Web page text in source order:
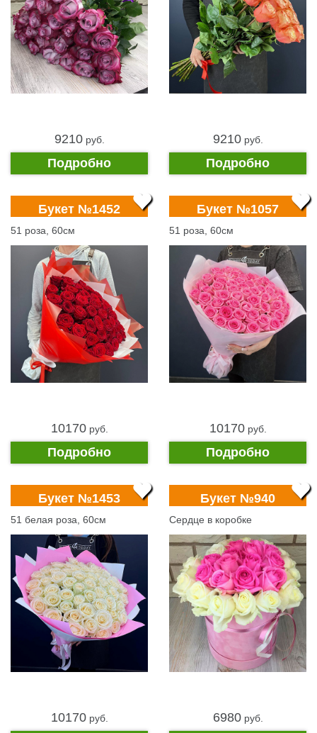
9210pуб.
Подробно
9210pуб.
Подробно
Букет №1452
51 роза, 60см
10170pуб.
Подробно
Букет №1057
51 роза, 60см
10170pуб.
Подробно
Букет №1453
51 белая роза, 60см
10170pуб.
Букет №940
Сердце в коробке
6980pуб.